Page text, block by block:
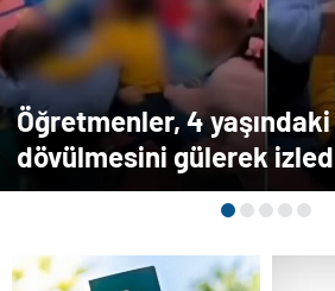
Öğretmenler, 4
dövülmesini gülerek